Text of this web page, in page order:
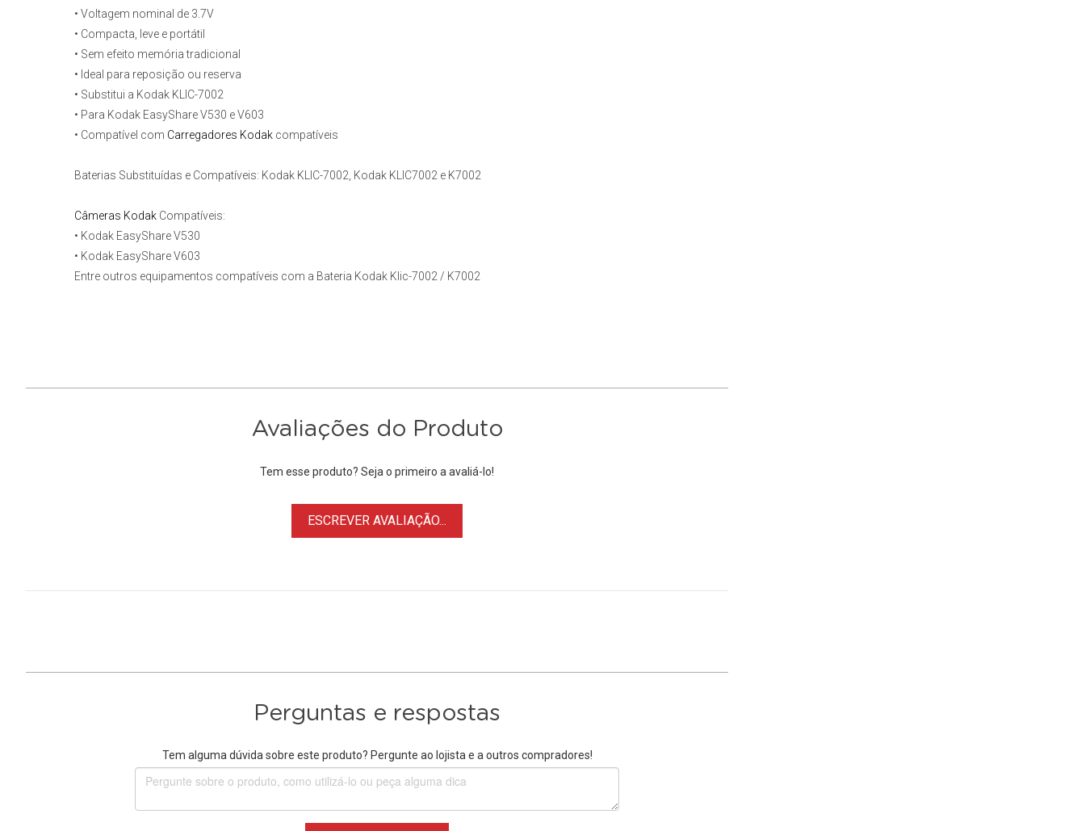
• Voltagem nominal de 3.7V
• Compacta, leve e portátil
• Sem efeito memória tradicional
• Ideal para reposição ou reserva
• Substitui a Kodak KLIC-7002
• Para Kodak EasyShare V530 e V603
• Compatível com Carregadores Kodak compatíveis
Baterias Substituídas e Compatíveis: Kodak KLIC-7002, Kodak KLIC7002 e K7002
Câmeras Kodak Compatíveis:
• Kodak EasyShare V530
• Kodak EasyShare V603
Entre outros equipamentos compatíveis com a Bateria Kodak Klic-7002 / K7002
Avaliações do Produto
Tem esse produto? Seja o primeiro a avaliá-lo!
ESCREVER AVALIAÇÃO...
Perguntas e respostas
Tem alguma dúvida sobre este produto? Pergunte ao lojista e a outros compradores!